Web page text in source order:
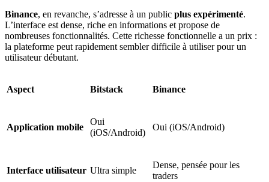
Binance, en revanche, s’adresse à un public plus expérimenté.
L’interface est dense, riche en informations et propose de
nombreuses fonctionnalités. Cette richesse fonctionnelle a un prix :
la plateforme peut rapidement sembler difficile à utiliser pour un
utilisateur débutant.
Aspect Bitstack Binance
Application mobile
Oui
(iOS/Android)
Oui (iOS/Android)
Interface utilisateur Ultra simple
Dense, pensée pour les
traders